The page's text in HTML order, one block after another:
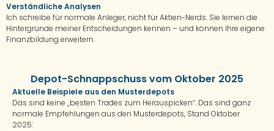
Verständliche Analysen
Ich schreibe für normale Anleger, nicht für Aktien-Nerds. Sie lernen die
Hintergründe meiner Entscheidungen kennen – und können Ihre eigene
Finanzbildung erweitern.
Depot-Schnappschuss vom Oktober 2025
Aktuelle Beispiele aus den Musterdepots
Das sind keine „besten Trades zum Herauspicken“. Das sind ganz
normale Empfehlungen aus den Musterdepots, Stand Oktober
2025: